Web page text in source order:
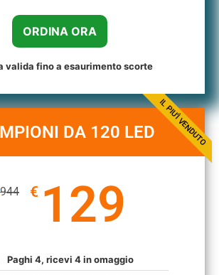
ORDINA ORA
valida fino a esaurimento scorte
IL PIU'Ì VENDUTO
DA 120 LED
944 € 129
Paghi 4, ricevi 4 in omaggio